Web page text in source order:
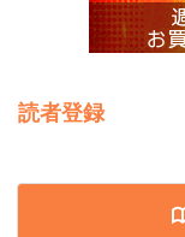
読者登録